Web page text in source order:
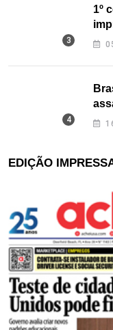
1º
EDIÇÃO